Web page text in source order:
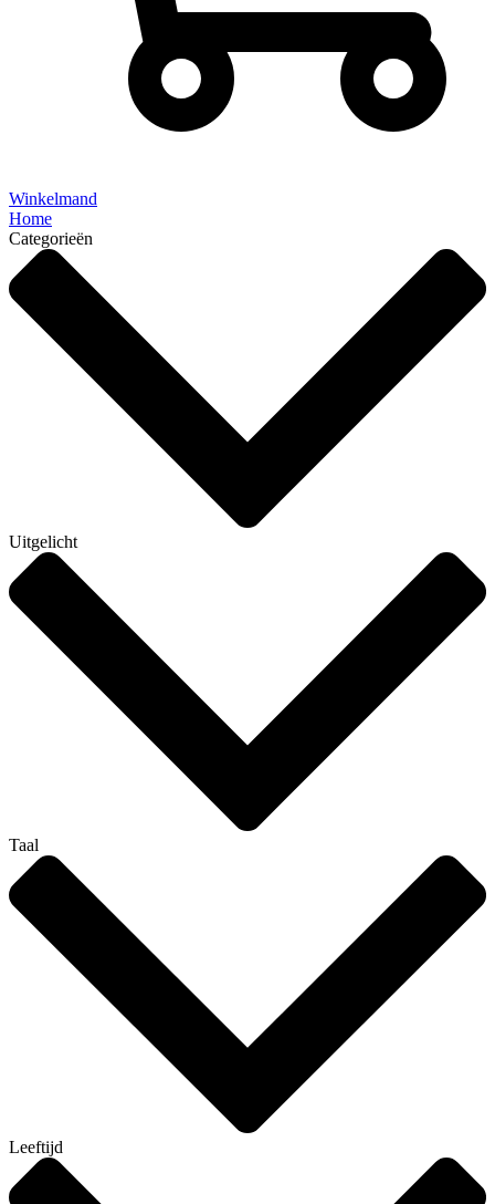
Winkelmand
Home
Categorieën
Uitgelicht
Taal
Leeftijd